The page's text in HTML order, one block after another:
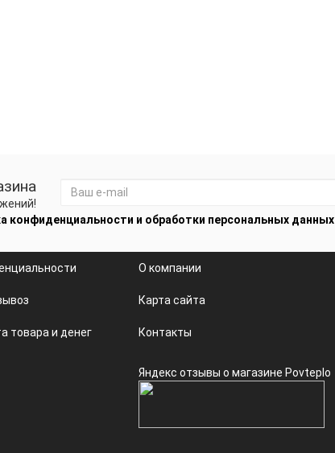
конфиденциальности и обработки персональных данных
товара и денег
О компании
Карта сайта
Контакты
Яндекс отзывы о магазине Povteplo